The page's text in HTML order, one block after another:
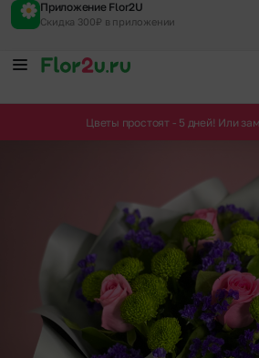
Приложение Flor2U
Скидка 300₽ в приложении
Цветы простоят - 5 дней! Или